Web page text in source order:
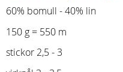
60% bomull - 40% lin
150 g = 550 m
stickor 2,5 - 3